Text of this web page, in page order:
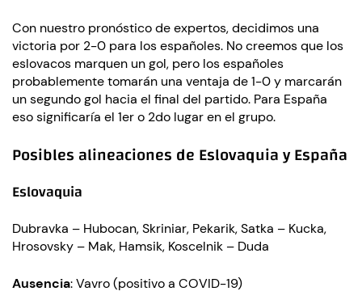
Con nuestro pronóstico de expertos, decidimos una
victoria por 2-0 para los españoles. No creemos que los
eslovacos marquen un gol, pero los españoles
probablemente tomarán una ventaja de 1-0 y marcarán
un segundo gol hacia el final del partido. Para España
eso significaría el 1er o 2do lugar en el grupo.
Posibles alineaciones de Eslovaquia y España
Eslovaquia
Dubravka – Hubocan, Skriniar, Pekarik, Satka – Kucka,
Hrosovsky – Mak, Hamsik, Koscelnik – Duda
Ausencia: Vavro (positivo a COVID-19)